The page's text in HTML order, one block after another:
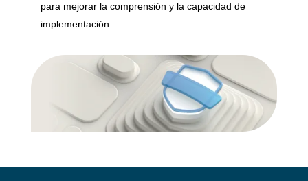
para mejorar la comprensión y la capacidad de
implementación.